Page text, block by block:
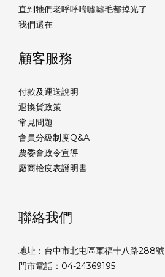
直到牠們老呼呼喘噓噓毛都掉光了
我們還在
顧客服務
付款及運送說明
退換貨政策
常見問題
會員分級制度Q&A
農委會政令宣導
廠商檢疫表證明書
聯絡我們
地址：台中市北屯區軍福十八路288號
門市電話：04-24369195